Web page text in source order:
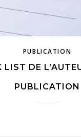
PUBLICATION
LIST DE
PUBLICATION